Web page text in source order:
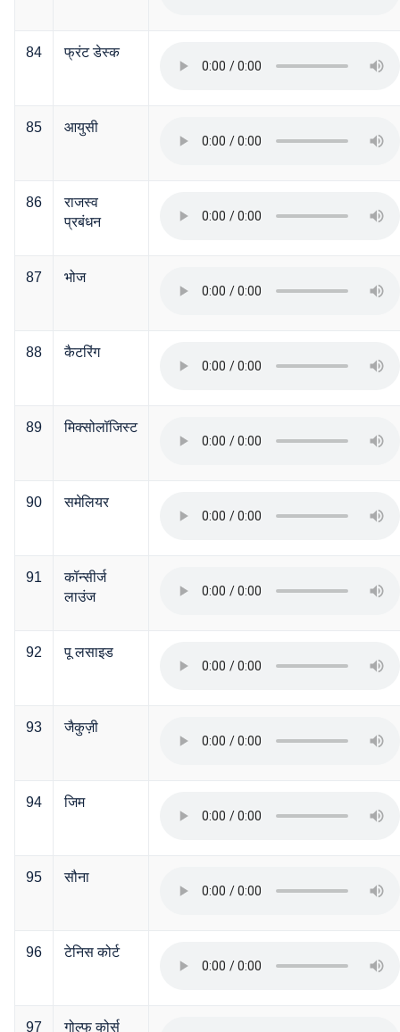
84 फ्रंट डेस्क
85 आयुसी
86
राजस्व
प्रबंधन
87 भोज
88 कैटरिंग
89 मिक्सोलॉजिस्ट
90 समेलियर
91
कॉन्सीर्ज
लाउंज
92 पू लसाइड
93 जैकुज़ी
94 जिम
95 सौना
96 टेनिस कोर्ट
97 गोल्फ कोर्स